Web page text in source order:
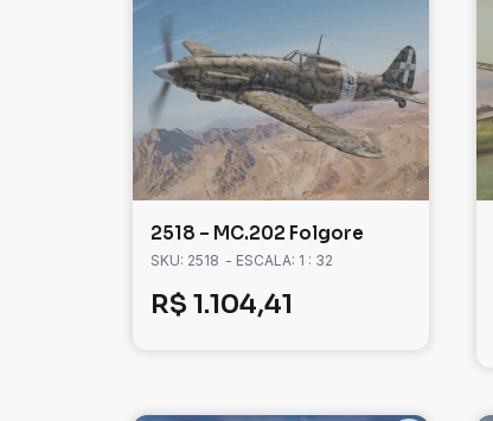
2518 – MC.202 Folgore
SKU: 2518 - ESCALA: 1 : 32
R$ 1.104,41